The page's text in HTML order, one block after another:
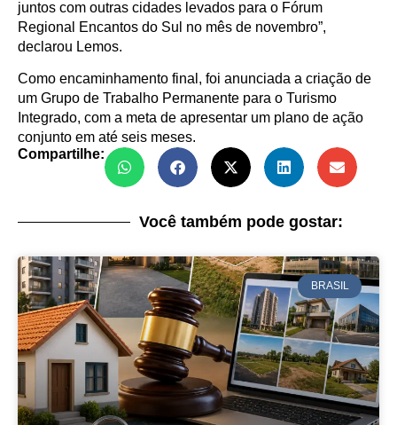
juntos com outras cidades levados para o Fórum
Regional Encantos do Sul no mês de novembro”,
declarou Lemos.
Como encaminhamento final, foi anunciada a criação de
um Grupo de Trabalho Permanente para o Turismo
Integrado, com a meta de apresentar um plano de ação
conjunto em até seis meses.
Compartilhe:
Você também pode gostar:
BRASIL